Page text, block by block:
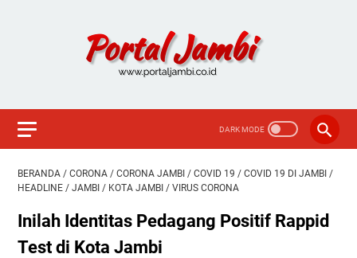
BERANDA / CORONA / CORONA JAMBI / COVID 19 / COVID 19 DI JAMBI /
HEADLINE / JAMBI / KOTA JAMBI / VIRUS CORONA
Inilah Identitas Pedagang Positif Rappid
Test di Kota Jambi